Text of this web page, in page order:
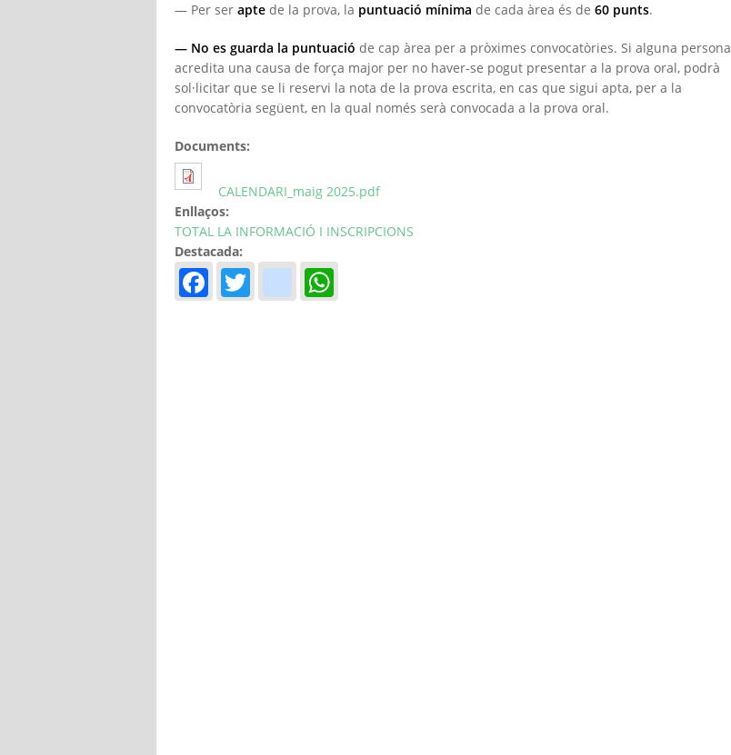
— Per ser apte de la prova, la puntuació mínima de cada àrea és de 60 punts.
— No es guarda la puntuació de cap àrea per a pròximes convocatòries. Si alguna persona
acredita una causa de força major per no haver-se pogut presentar a la prova oral, podrà
sol·licitar que se li reservi la nota de la prova escrita, en cas que sigui apta, per a la
convocatòria següent, en la qual només serà convocada a la prova oral.
Documents:
CALENDARI_maig 2025.pdf
Enllaços:
TOTAL LA INFORMACIÓ I INSCRIPCIONS
Destacada:
Facebook
Twitterinstagram